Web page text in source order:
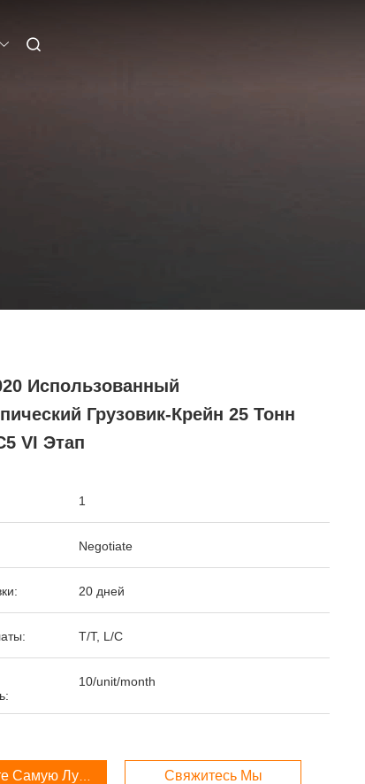
Использованный
Грузовик-Крейн 25 Тонн
VI Этап
1
Negotiate
20 дней
T/T, L/C
10/unit/month
Самую Лучшую Цену Свяжитесь Мы